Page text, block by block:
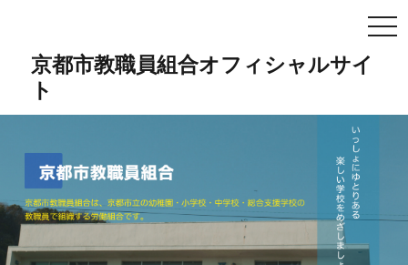
京都市教職員組合オフィシャルサイ
ト